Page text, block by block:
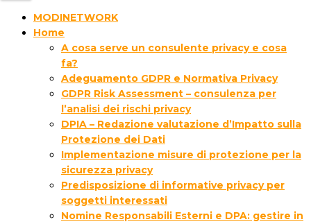
MODINETWORK
Home
A cosa serve un consulente privacy e cosa
fa?
Adeguamento GDPR e Normativa Privacy
GDPR Risk Assessment – consulenza per
l’analisi dei rischi privacy
DPIA – Redazione valutazione d’Impatto sulla
Protezione dei Dati
Implementazione misure di protezione per la
sicurezza privacy
Predisposizione di informative privacy per
soggetti interessati
Nomine Responsabili Esterni e DPA: gestire in